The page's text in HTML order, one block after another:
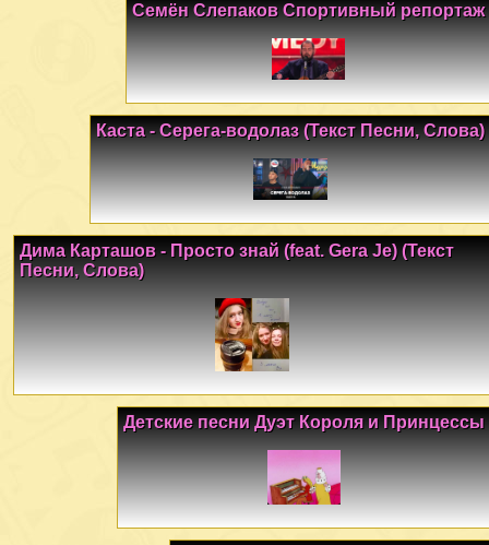
Семён Слепаков Спортивный репортаж
Каста - Серега-водолаз (Текст Песни, Слова)
Дима Карташов - Просто знай (feat. Gera Je) (Текст
Песни, Слова)
Детские песни Дуэт Короля и Принцессы